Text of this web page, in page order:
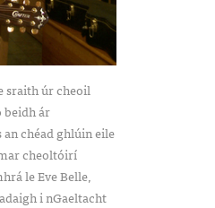
sraith úr cheoil
beidh ár
chéad ghlúin eile
cheoltóirí
le Eve Belle,
i nGaeltacht